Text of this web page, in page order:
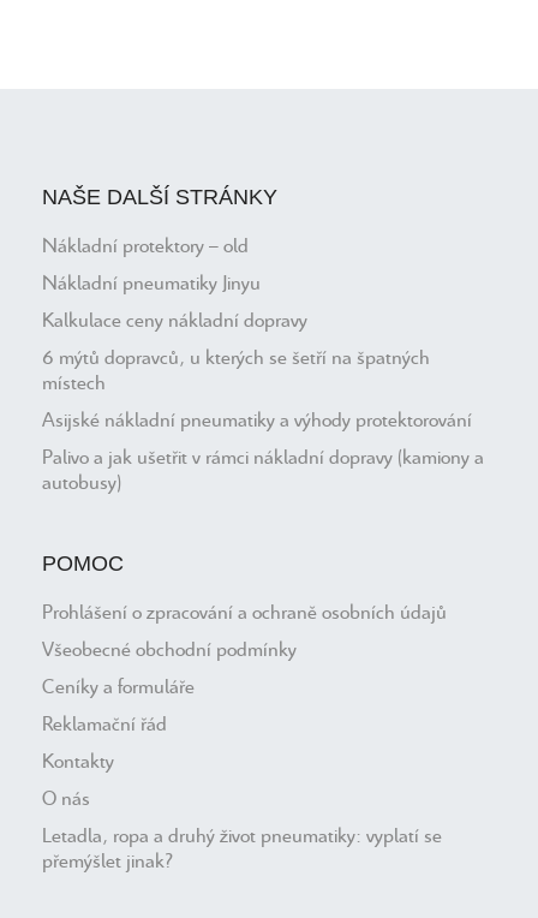
NAŠE DALŠÍ STRÁNKY
Nákladní protektory – old
Nákladní pneumatiky Jinyu
Kalkulace ceny nákladní dopravy
6 mýtů dopravců, u kterých se šetří na špatných
místech
Asijské nákladní pneumatiky a výhody protektorování
Palivo a jak ušetřit v rámci nákladní dopravy (kamiony a
autobusy)
POMOC
Prohlášení o zpracování a ochraně osobních údajů
Všeobecné obchodní podmínky
Ceníky a formuláře
Reklamační řád
Kontakty
O nás
Letadla, ropa a druhý život pneumatiky: vyplatí se
přemýšlet jinak?